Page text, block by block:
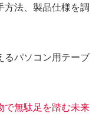
方法、製品仕様を調
るパソコン用テーブ
で無駄足を踏む未来